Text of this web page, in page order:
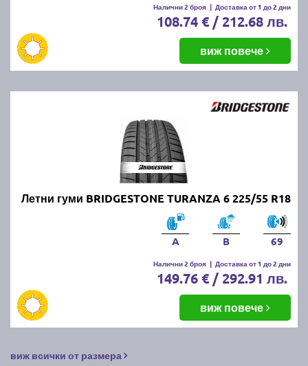
Налични 2 броя | Доставка от 1 до 2 дни
108.74 € / 212.68 лв.
виж повече
Летни гуми BRIDGESTONE TURANZA 6 225/55 R18
A B 69
Налични 2 броя | Доставка от 1 до 2 дни
149.76 € / 292.91 лв.
виж повече
виж всички от размера